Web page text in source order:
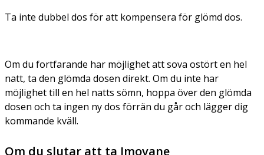
Ta inte dubbel dos för att kompensera för glömd dos.
Om du fortfarande har möjlighet att sova ostört en hel
natt, ta den glömda dosen direkt. Om du inte har
möjlighet till en hel natts sömn, hoppa över den glömda
dosen och ta ingen ny dos förrän du går och lägger dig
kommande kväll.
Om du slutar att ta Imovane